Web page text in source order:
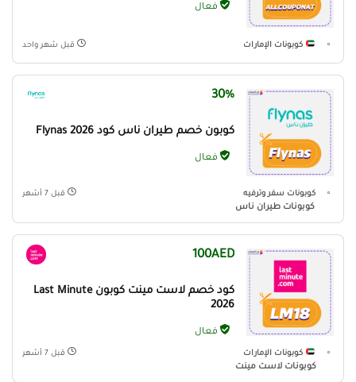
فعال
كوبونات الإمارات قبل شهر واحد
30%
كوبون خصم طيران ناس كود Flynas 2026
فعال
كوبونات سفر وترفيه
كوبونات طيران ناس
قبل 7 أشهر
100AED
كود خصم لاست مينت كوبون Last Minute
2026
فعال
كوبونات الإمارات
كوبونات لاست مينت
قبل 7 أشهر